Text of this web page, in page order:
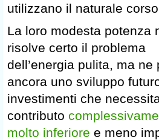
utilizzano il naturale
La loro modesta potenza
risolve certo il problema
dell’energia pulita, ma ne
ancora uno sviluppo
investimenti che
contributo
molto inferiore e meno